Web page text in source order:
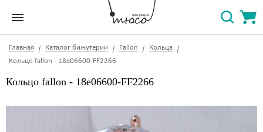
Главная Каталог бижутерии Fallon
Кольца
Кольцо fallon - 18e06600-FF2266
Кольцо fallon - 18e06600-FF2266